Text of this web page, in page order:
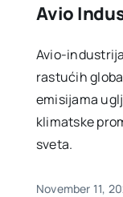
Avio
Avio-
rastućih
emisijama
klimatske
sveta.
November 11,